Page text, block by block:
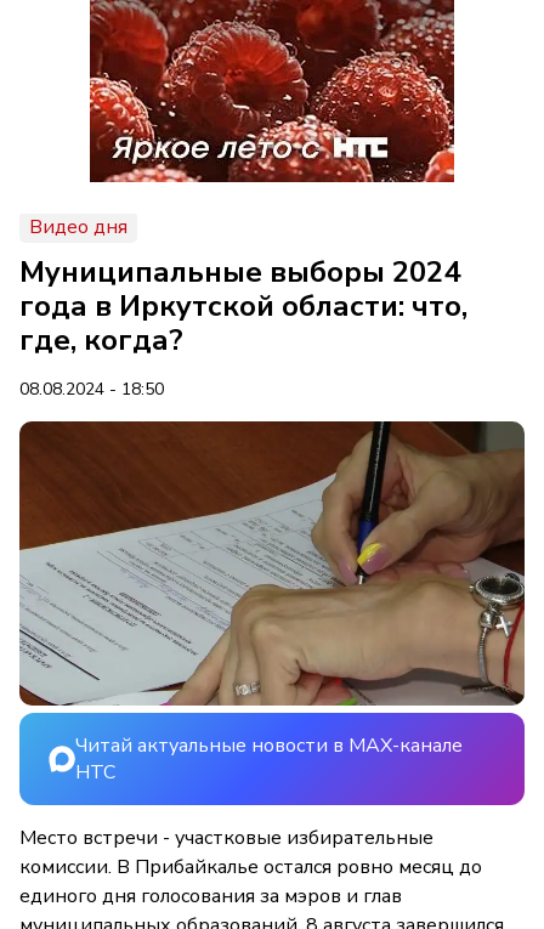
Видео дня
Муниципальные выборы 2024
года в Иркутской области: что,
где, когда?
08.08.2024 - 18:50
Читай актуальные новости в MAX-канале
НТС
Место встречи - участковые избирательные
комиссии. В Прибайкалье остался ровно месяц до
единого дня голосования за мэров и глав